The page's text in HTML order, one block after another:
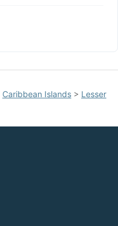
Caribbean Islands > Lesser